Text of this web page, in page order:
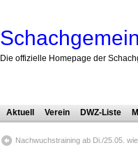
Die offizielle Homepage der
Aktuell Verein DWZ-Liste
Nachwuchstraining ab Di./25.05.